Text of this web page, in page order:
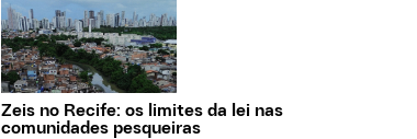
Zeis no Recife: os limites da lei nas
comunidades pesqueiras